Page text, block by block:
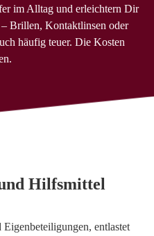
im Alltag und erleichtern Dir
Brillen, Kontaktlinsen oder
häufig teuer. Die Kosten
Hilfsmittel
entlastet